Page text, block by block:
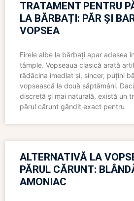
TRATAMENT PENTRU
LA BĂRBAȚI: PĂR ȘI
VOPSEA
Firele albe la bărbați apar adesea
tâmple. Vopseaua clasică arată
rădăcina imediat și, sincer, puțini
vopsească la două săptămâni.
discretă și mai naturală, există un
părul cărunt gândit exact pentru
ALTERNATIVĂ LA
PĂRUL CĂRUNT:
AMONIAC